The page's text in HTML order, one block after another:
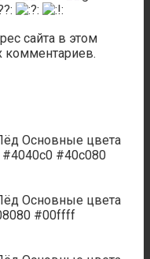
сайта в этом
комментариев.
Основные цвета
#40c080
Основные цвета
#00ffff